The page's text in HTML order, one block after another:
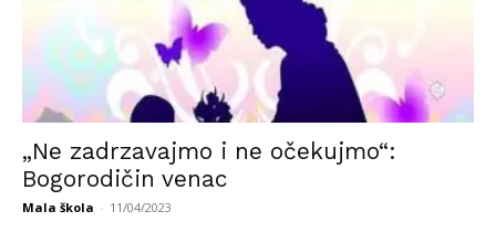
„Ne zadrzavajmo i ne očekujmo“:
Bogorodičin venac
Mala škola - 11/04/2023